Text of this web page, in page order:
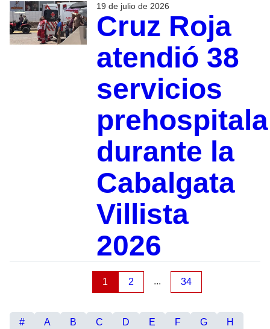
19 de julio de 2026
Cruz Roja
atendió 38
servicios
durante la
Cabalgata
Villista
2026
1 2 ... 34
# A B C D E F G
H